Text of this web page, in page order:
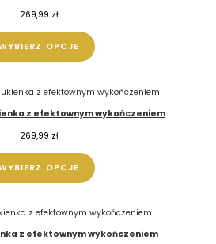
269,99 zł
OPCJE
z efektownym wykończeniem
269,99 zł
OPCJE
z efektownym wykończeniem